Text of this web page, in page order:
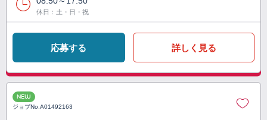
休日：土・日・祝
応募する 詳しく見る
NEW
ジョブNo.A01492163